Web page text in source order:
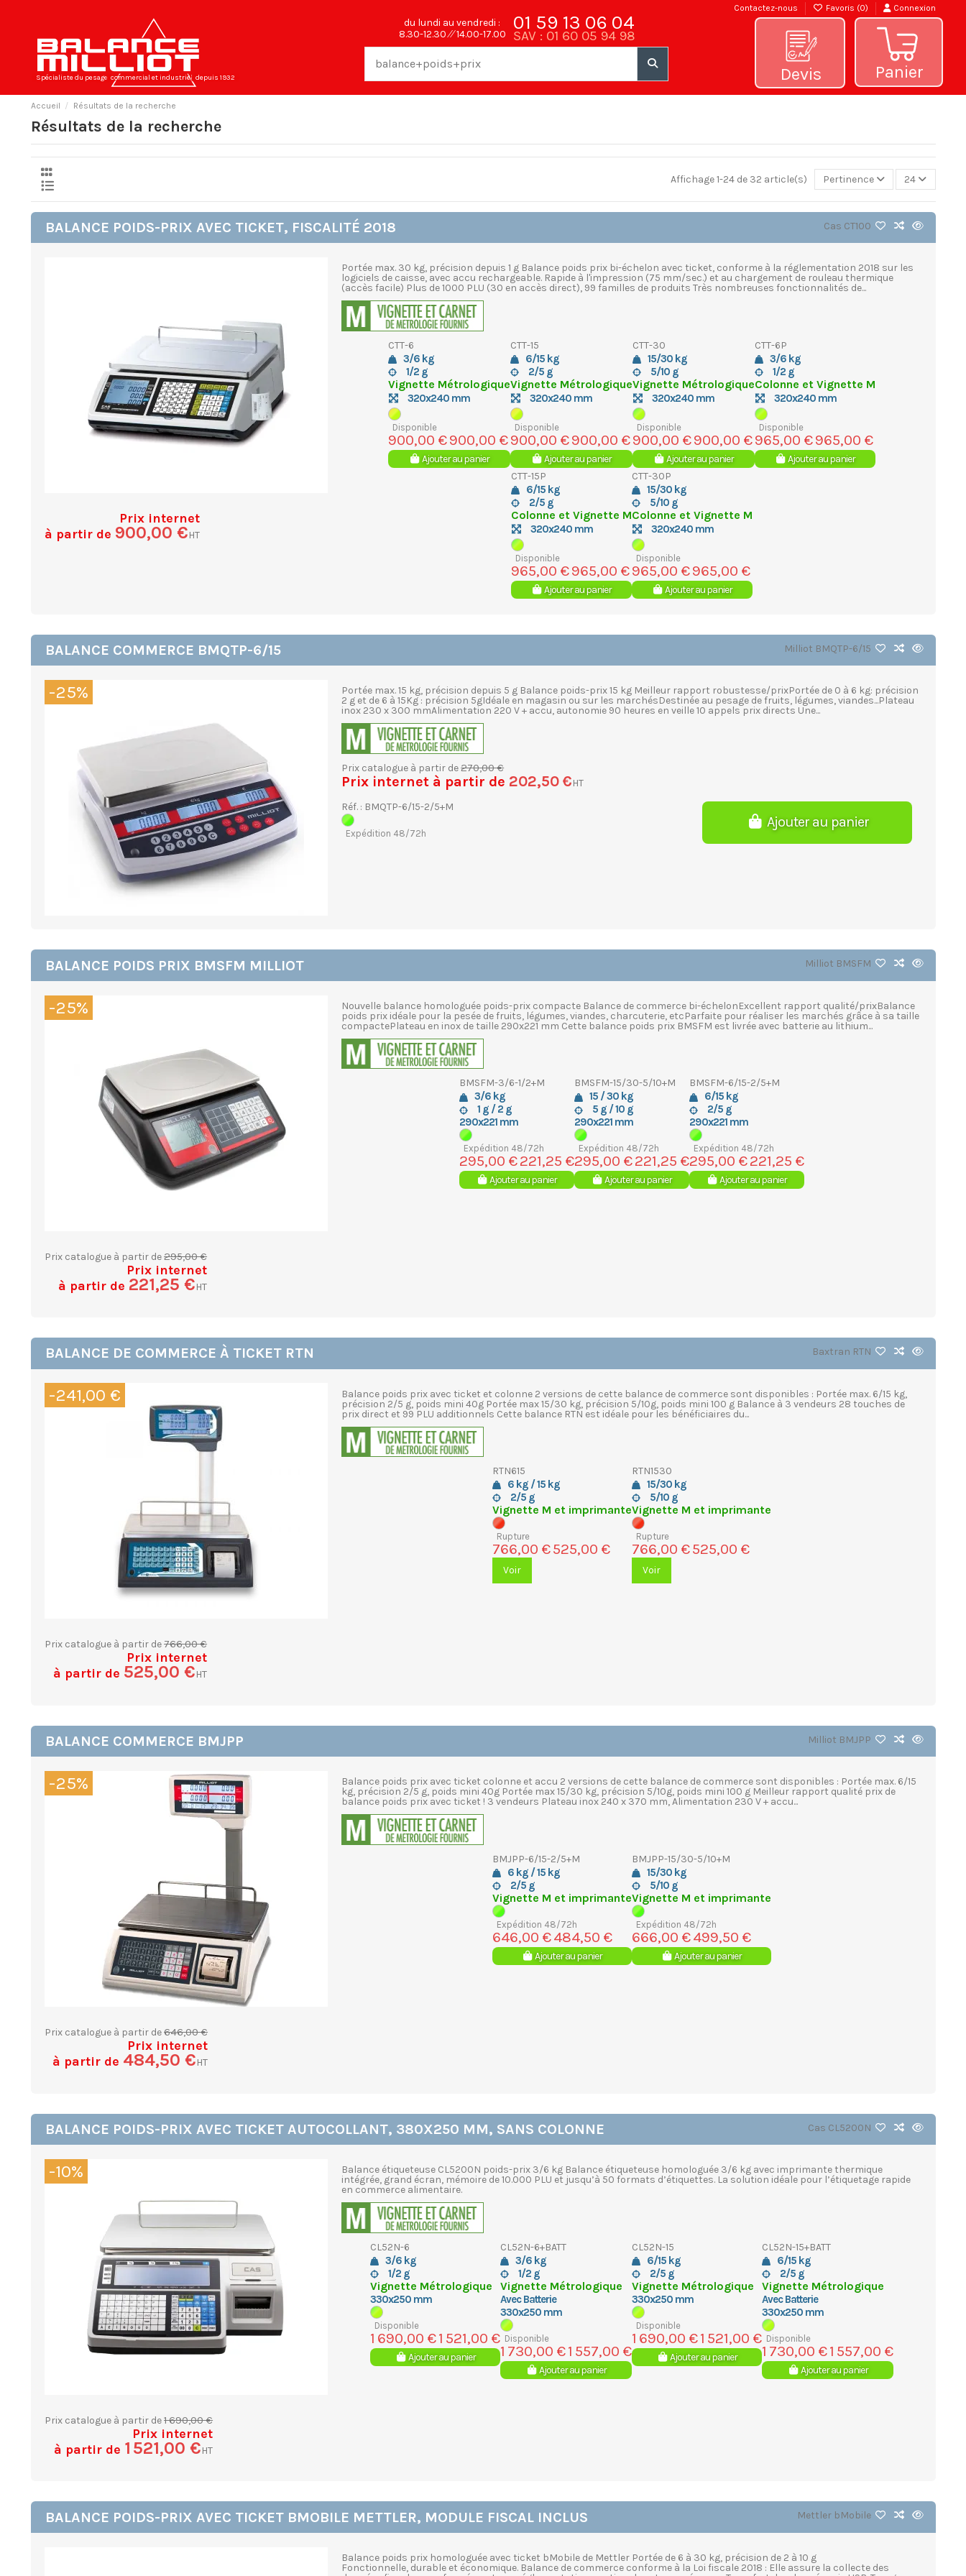
Contactez-nous Favoris (0) Connexion
Spécialiste du pesage commercial et industriel depuis 1932
01 59 13 06 04
SAV : 01 60 05 94 98
du lundi au vendredi :
8.30-12.30 ⁄⁄ 14.00-17.00
Devis Panier
Accueil Résultats de la recherche
Résultats de la recherche
Affichage 1-24 de 32 article(s) Pertinence 24
BALANCE POIDS-PRIX AVEC TICKET, FISCALITÉ 2018 Cas CT100
Prix internet
à partir de 900,00 €HT
Portée max. 30 kg, précision depuis 1 g Balance poids prix bi-échelon avec ticket, conforme à la réglementation 2018 sur les
logiciels de caisse, avec accu rechargeable. Rapide à l'impression (75 mm/sec.) et au chargement de rouleau thermique
(accès facile) Plus de 1000 PLU (30 en accès direct), 99 familles de produits Très nombreuses fonctionnalités de...
CTT-6
3/6 kg
1/2 g
Vignette Métrologique
320x240 mm
Disponible
900,00 €900,00 €
Ajouter au panier
CTT-15
6/15 kg
2/5 g
Vignette Métrologique
320x240 mm
Disponible
900,00 €900,00 €
Ajouter au panier
CTT-30
15/30 kg
5/10 g
Vignette Métrologique
320x240 mm
Disponible
900,00 €900,00 €
Ajouter au panier
CTT-6P
3/6 kg
1/2 g
Colonne et Vignette M
320x240 mm
Disponible
965,00 €965,00 €
Ajouter au panier
CTT-15P
6/15 kg
2/5 g
Colonne et Vignette M
320x240 mm
Disponible
965,00 €965,00 €
Ajouter au panier
CTT-30P
15/30 kg
5/10 g
Colonne et Vignette M
320x240 mm
Disponible
965,00 €965,00 €
Ajouter au panier
BALANCE COMMERCE BMQTP-6/15 Milliot BMQTP-6/15
-25%
Portée max. 15 kg, précision depuis 5 g Balance poids-prix 15 kg Meilleur rapport robustesse/prixPortée de 0 à 6 kg: précision
2 g et de 6 à 15Kg : précision 5gIdéale en magasin ou sur les marchésDestinée au pesage de fruits, légumes, viandes...Plateau
inox 230 x 300 mmAlimentation 220 V + accu, autonomie 90 heures en veille 10 appels prix directs Une...
Prix catalogue à partir de270,00 €
Prix internet à partir de 202,50 €HT
Réf. : BMQTP-6/15-2/5+M
Expédition 48/72h
Ajouter au panier
BALANCE POIDS PRIX BMSFM MILLIOT Milliot BMSFM
-25%
Prix catalogue à partir de295,00 €
Prix internet
à partir de 221,25 €HT
Nouvelle balance homologuée poids-prix compacte Balance de commerce bi-échelonExcellent rapport qualité/prixBalance
poids prix idéale pour la pesée de fruits, légumes, viandes, charcuterie, etcParfaite pour réaliser les marchés grâce à sa taille
compactePlateau en inox de taille 290x221 mm Cette balance poids prix BMSFM est livrée avec batterie au lithium...
BMSFM-3/6-1/2+M
3/6 kg
1 g / 2 g
290x221 mm
Expédition 48/72h
295,00 €221,25 €
Ajouter au panier
BMSFM-15/30-5/10+M
15 / 30 kg
5 g / 10 g
290x221 mm
Expédition 48/72h
295,00 €221,25 €
Ajouter au panier
BMSFM-6/15-2/5+M
6/15 kg
2/5 g
290x221 mm
Expédition 48/72h
295,00 €221,25 €
Ajouter au panier
BALANCE DE COMMERCE À TICKET RTN Baxtran RTN
-241,00 €
Prix catalogue à partir de766,00 €
Prix internet
à partir de 525,00 €HT
Balance poids prix avec ticket et colonne 2 versions de cette balance de commerce sont disponibles : Portée max. 6/15 kg,
précision 2/5 g, poids mini 40g Portée max 15/30 kg, précision 5/10g, poids mini 100 g Balance à 3 vendeurs 28 touches de
prix direct et 99 PLU additionnels Cette balance RTN est idéale pour les bénéficiaires du...
RTN615
6 kg / 15 kg
2/5 g
Vignette M et imprimante
Rupture
766,00 €525,00 €
Voir
RTN1530
15/30 kg
5/10 g
Vignette M et imprimante
Rupture
766,00 €525,00 €
Voir
BALANCE COMMERCE BMJPP Milliot BMJPP
-25%
Prix catalogue à partir de646,00 €
Prix internet
à partir de 484,50 €HT
Balance poids prix avec ticket colonne et accu 2 versions de cette balance de commerce sont disponibles : Portée max. 6/15
kg, précision 2/5 g, poids mini 40g Portée max 15/30 kg, précision 5/10g, poids mini 100 g Meilleur rapport qualité prix de
balance poids prix avec ticket ! 3 vendeurs Plateau inox 240 x 370 mm, Alimentation 230 V + accu...
BMJPP-6/15-2/5+M
6 kg / 15 kg
2/5 g
Vignette M et imprimante
Expédition 48/72h
646,00 €484,50 €
Ajouter au panier
BMJPP-15/30-5/10+M
15/30 kg
5/10 g
Vignette M et imprimante
Expédition 48/72h
666,00 €499,50 €
Ajouter au panier
BALANCE POIDS-PRIX AVEC TICKET AUTOCOLLANT, 380X250 MM, SANS COLONNE Cas CL5200N
-10%
Prix catalogue à partir de1 690,00 €
Prix internet
à partir de 1 521,00 €HT
Balance étiqueteuse CL5200N poids-prix 3/6 kg Balance étiqueteuse homologuée 3/6 kg avec imprimante thermique
intégrée, grand écran, mémoire de 10.000 PLU et jusqu’à 50 formats d’étiquettes. La solution idéale pour l’étiquetage rapide
en commerce alimentaire.
CL52N-6
3/6 kg
1/2 g
Vignette Métrologique
330x250 mm
Disponible
1 690,00 €1 521,00 €
Ajouter au panier
CL52N-6+BATT
3/6 kg
1/2 g
Vignette Métrologique
Avec Batterie
330x250 mm
Disponible
1 730,00 €1 557,00 €
Ajouter au panier
CL52N-15
6/15 kg
2/5 g
Vignette Métrologique
330x250 mm
Disponible
1 690,00 €1 521,00 €
Ajouter au panier
CL52N-15+BATT
6/15 kg
2/5 g
Vignette Métrologique
Avec Batterie
330x250 mm
Disponible
1 730,00 €1 557,00 €
Ajouter au panier
BALANCE POIDS-PRIX AVEC TICKET BMOBILE METTLER, MODULE FISCAL INCLUS Mettler bMobile
Balance poids prix homologuée avec ticket bMobile de Mettler Portée de 6 à 30 kg, précision de 2 à 10 g
Fonctionnelle, durable et économique. Balance de commerce conforme à la Loi fiscale 2018 : Elle assure la collecte des